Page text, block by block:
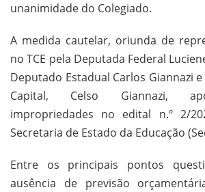
unanimidade do Colegiado.
A medida cautelar, oriunda de
no TCE pela Deputada Federal
Deputado Estadual Carlos Giannazi
Capital, Celso Giannazi,
impropriedades no edital n.º 2/
Secretaria de Estado da Educação
Entre os principais pontos
ausência de previsão